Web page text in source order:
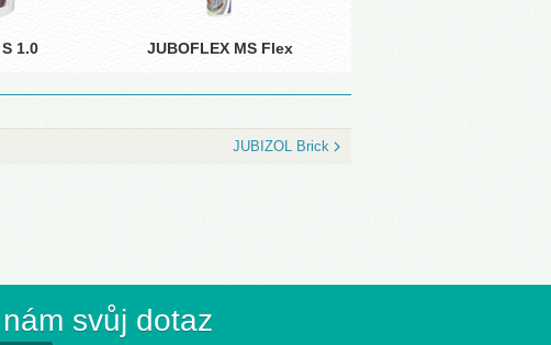
1.0 JUBOFLEX MS Flex
JUBIZOL Brick
svůj dotaz